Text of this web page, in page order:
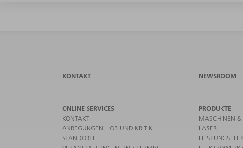
KONTAKT NEWSROOM
ONLINE SERVICES
KONTAKT
ANREGUNGEN, LOB UND KRITIK
STANDORTE
PRODUKTE
MASCHINEN &
LASER